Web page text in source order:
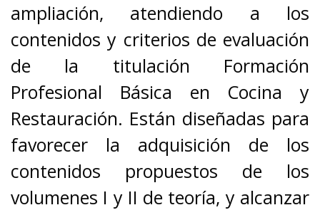
ampliación, atendiendo a los
contenidos y criterios de evaluación
de la titulación Formación
Profesional Básica en Cocina y
Restauración. Están diseñadas para
favorecer la adquisición de los
contenidos propuestos de los
volumenes I y II de teoría, y alcanzar